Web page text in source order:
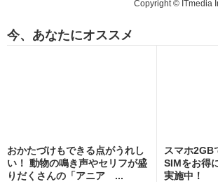
Copyright © ITmedia
今、あなたにオススメ
おかたづけもできる点がうれし
い！ 動物の鳴き声やセリフが盛
りだくさんの「アニア ...
スマホ2GB
SIMをお得
実施中！